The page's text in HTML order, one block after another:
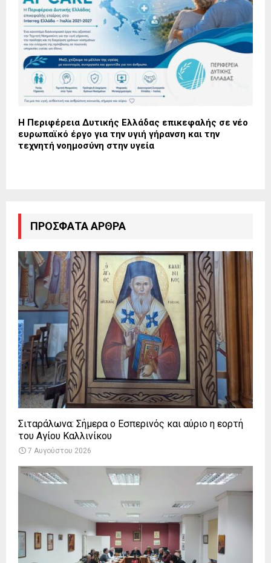
Η Περιφέρεια Δυτικής Ελλάδας επικεφαλής σε νέο
ευρωπαϊκό έργο για την υγιή γήρανση και την
τεχνητή νοημοσύνη στην υγεία
ΠΡΌΣΦΑΤΑ ΆΡΘΡΑ
Σιταράλωνα: Σήμερα ο Εσπερινός και αύριο η εορτή
του Αγίου Καλλινίκου
7 Αυγούστου 2026